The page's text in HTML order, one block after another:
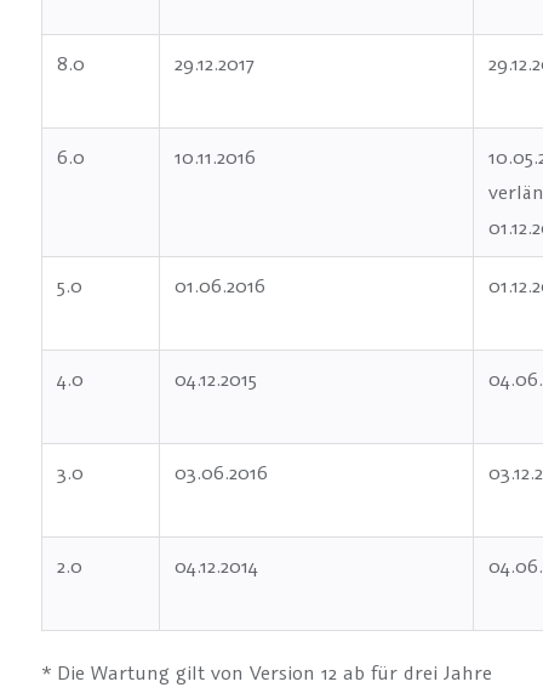
8.0 29.12.2017
6.0 10.11.2016
5.0 01.06.2016
4.0 04.12.2015
3.0 03.06.2016
2.0 04.12.2014
* Die Wartung gilt von Version 12 ab für drei Jahre